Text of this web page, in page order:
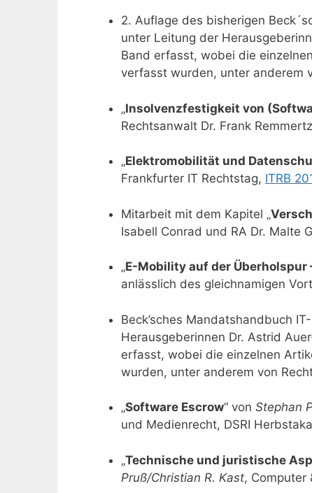
2. Auflage des bisherigen
unter Leitung der
Band erfasst, wobei die
verfasst wurden, unter anderem
„Insolvenzfestigkeit von
Rechtsanwalt Dr. Frank
„Elektromobilität und
Frankfurter IT Rechtstag, ITRB
Mitarbeit mit dem Kapitel „
Isabell Conrad und RA Dr. Malte
„E-Mobility auf der Überholspur
anlässlich des gleichnamigen
Beck’sches Mandatshandbuch
Herausgeberinnen Dr. Astrid
erfasst, wobei die einzelnen
wurden, unter anderem von
„Software Escrow“ von Stephan
und Medienrecht, DSRI
„Technische und juristische
Pruß/Christian R. Kast, Computer